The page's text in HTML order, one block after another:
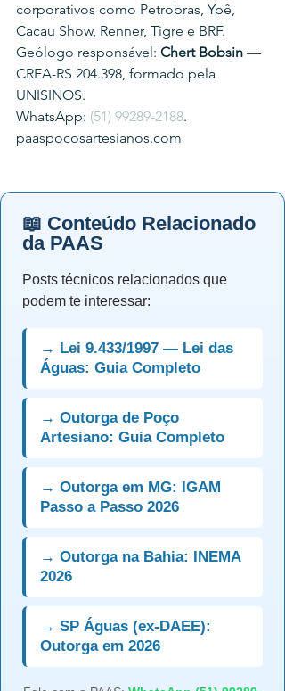
corporativos como Petrobras, Ypê,
Cacau Show, Renner, Tigre e BRF.
Geólogo responsável: Chert Bobsin —
CREA-RS 204.398, formado pela
UNISINOS.
WhatsApp: (51) 99289-2188.
paaspocosartesianos.com
📖 Conteúdo Relacionado
da PAAS
Posts técnicos relacionados que
podem te interessar:
→ Lei 9.433/1997 — Lei das
Águas: Guia Completo
→ Outorga de Poço
Artesiano: Guia Completo
→ Outorga em MG: IGAM
Passo a Passo 2026
→ Outorga na Bahia: INEMA
2026
→ SP Águas (ex-DAEE):
Outorga em 2026